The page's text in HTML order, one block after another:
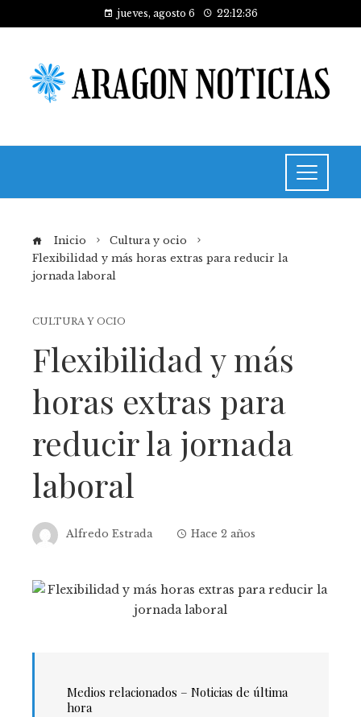
jueves, agosto 6 22:12:36
Inicio
Cultura y ocio
Flexibilidad y más horas extras para reducir la
jornada laboral
CULTURA Y OCIO
Flexibilidad y más
horas extras para
reducir la jornada
laboral
Alfredo Estrada Hace 2 años
Medios relacionados – Noticias de última
hora